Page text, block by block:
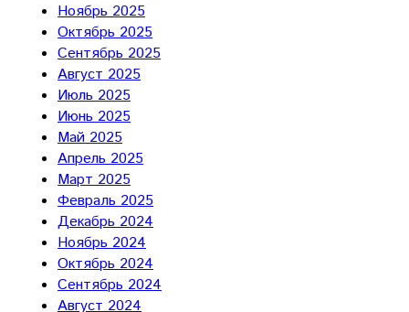
Ноябрь 2025
Октябрь 2025
Сентябрь 2025
Август 2025
Июль 2025
Июнь 2025
Май 2025
Апрель 2025
Март 2025
Февраль 2025
Декабрь 2024
Ноябрь 2024
Октябрь 2024
Сентябрь 2024
Август 2024